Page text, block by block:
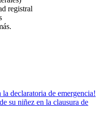
registral
la declaratoria de emergencia!
su niñez en la clausura de